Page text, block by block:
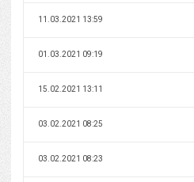
11.03.2021 13:59
01.03.2021 09:19
15.02.2021 13:11
03.02.2021 08:25
03.02.2021 08:23